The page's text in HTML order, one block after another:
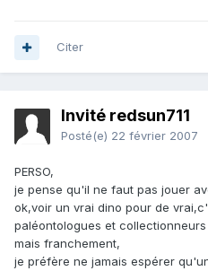
Citer
Invité redsun711
Posté(e) 22 février 2007
PERSO,
je pense qu'il ne faut pas jouer
ok,voir un vrai dino pour de
paléontologues et
mais franchement,
je préfère ne jamais espérer